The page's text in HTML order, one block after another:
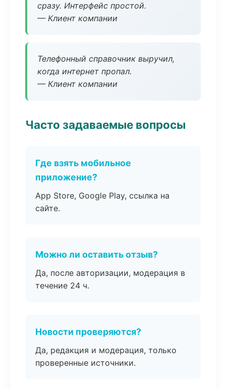
сразу. Интерфейс простой.
— Клиент компании
Телефонный справочник выручил,
когда интернет пропал.
— Клиент компании
Часто задаваемые вопросы
Где взять мобильное
приложение?
App Store, Google Play, ссылка на
сайте.
Можно ли оставить отзыв?
Да, после авторизации, модерация в
течение 24 ч.
Новости проверяются?
Да, редакция и модерация, только
проверенные источники.